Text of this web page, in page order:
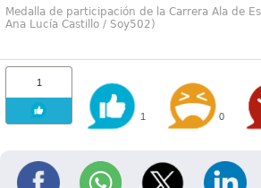
Medalla de participación de la Carrera Ala de
Ana Lucía Castillo / Soy502)
1
1 0